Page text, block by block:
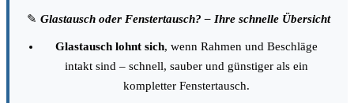
✎ Glastausch oder Fenstertausch? – Ihre schnelle Übersicht
Glastausch lohnt sich, wenn Rahmen und Beschläge
intakt sind – schnell, sauber und günstiger als ein
kompletter Fenstertausch.